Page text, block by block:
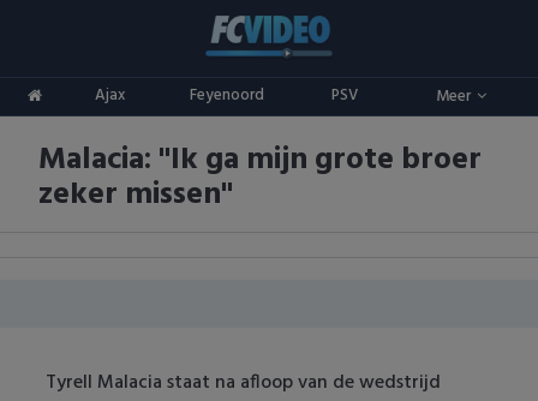
Ajax Feyenoord PSV Meer
ADO Den Haag
Ajax
FC Twente
Competities
Eredivisie
Vrouwenvoetbal
Oranje
Malacia: "Ik ga mijn grote broer
zeker missen"
Tyrell Malacia staat na afloop van de wedstrijd